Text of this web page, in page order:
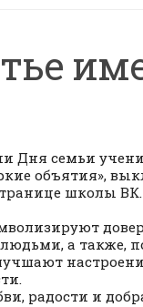
Дня семьи
объятия»,
школы ВК.
а также,
радости и